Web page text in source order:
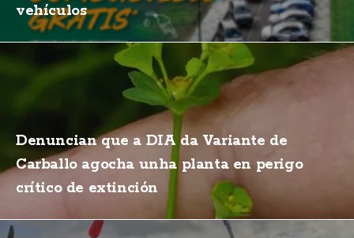
vehículos
Denuncian que a DIA da Variante de
Carballo agocha unha planta en perigo
crítico de extinción